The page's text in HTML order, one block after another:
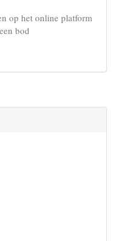
op het online platform
bod